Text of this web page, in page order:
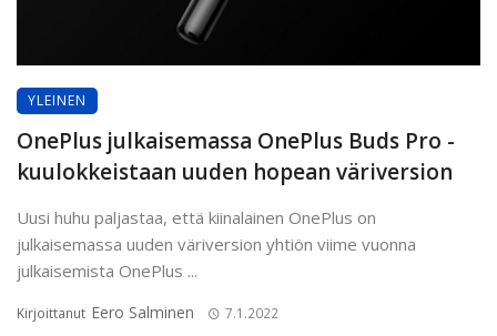
YLEINEN
OnePlus julkaisemassa OnePlus Buds Pro -
kuulokkeistaan uuden hopean väriversion
Uusi huhu paljastaa, että kiinalainen OnePlus on
julkaisemassa uuden väriversion yhtiön viime vuonna
julkaisemista OnePlus ...
Kirjoittanut Eero Salminen 7.1.2022